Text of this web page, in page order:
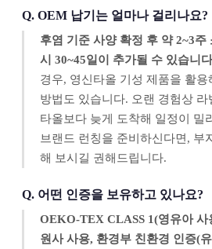
Q. OEM 납기는 얼마나 걸리나요?
후염 기준 사양 확정 후 약 2~3주
시 30~45일이 추가될 수 있습니
경우, 영신타올 기성 제품을 활
방법도 있습니다. 오랜 경험상
타올보다 늦게 도착해 일정이 밀
브랜드 런칭을 준비하신다면, 부
해 보시길 권해드립니다.
Q. 어떤 인증을 보유하고 있나요?
OEKO-TEX CLASS 1(영유아 사
원사 사용, 환경부 친환경 인증(